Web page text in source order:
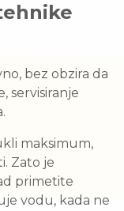
bez obzira da
servisiranje
maksimum,
Zato je
primetite
vodu, kada ne